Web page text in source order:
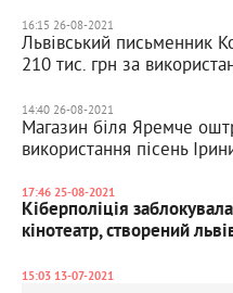
16:15 26-08-2021
Львівський письменник
210 тис. грн за
14:40 26-08-2021
Магазин біля Яремче
використання пісень
17:46 25-08-2021
Кіберполіція
кінотеатр, створений
15:03 13-07-2021